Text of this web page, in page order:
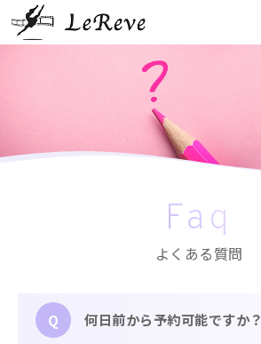
Faq
よくある質問
Q 何日前から予約可能ですか？